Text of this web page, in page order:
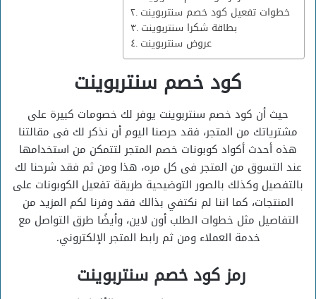
خطوات تفعيل كود خصم سنتربوينت
بطاقة شكرا سنتربوينت
عروض سنتربوينت
كود خصم سنتربوينت
حيث أن كود خصم سنتربوينت يوفر لك خصومات كبيرة على
مشترياتك من المتجر، فقد حرصنا اليوم أن نذكر لك فى مقالتنا
هذه أحدث أكواد كوبونات خصم المتجر لتتمكن من استخدامها
عند التسوق من المتجر فى كل مره، هذا ومن ثم فقد شرحنا لك
بالتفصيل وكذلك بالصور التوضيحية طريقة تفعيل الكوبونات على
المنتجات، كما اننا لم نكتفي بذالك فقد وفرنا لكم المزيد من
التفاصيل مثل خطوات الطلب أون لاين، وأيضًا طرق التواصل مع
خدمة العملاء ومن ثم رابط المتجر الإلكتروني.
رمز كود خصم سنتربوينت